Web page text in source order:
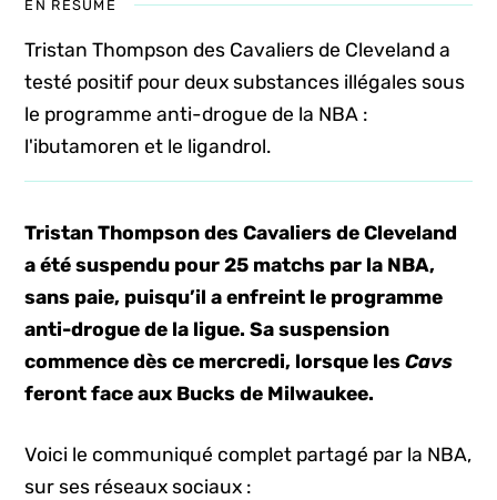
EN RÉSUMÉ
Tristan Thompson des Cavaliers de Cleveland a
testé positif pour deux substances illégales sous
le programme anti-drogue de la NBA :
l'ibutamoren et le ligandrol.
Tristan Thompson des Cavaliers de Cleveland
a été suspendu pour 25 matchs par la NBA,
sans paie, puisqu’il a enfreint le programme
anti-drogue de la ligue. Sa suspension
commence dès ce mercredi, lorsque lesCavs
feront face aux Bucks de Milwaukee.
Voici le communiqué complet partagé par la NBA,
sur ses réseaux sociaux :